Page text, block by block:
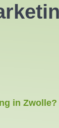
in Zwolle?